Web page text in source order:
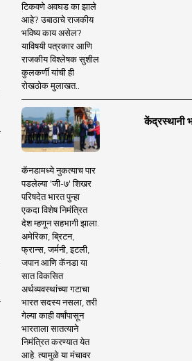
टिकवणे अवघड का झाले
आहे? उबाठाचे राजकीय
भविष्य काय असेल?
याविषयी पत्रकार आणि
राजकीय विश्लेषक सुशील
कुलकर्णी यांची ही
रोखठोक मुलाखत..
केंद्रस्थानी
कॅनडामध्ये नुकत्याच पार
पडलेल्या 'जी-७' शिखर
परिषदेत भारत पुन्हा
एकदा विशेष निमंत्रित
देश म्हणून सहभागी झाला.
अमेरिका, ब्रिटन,
फ्रान्स, जर्मनी, इटली,
जपान आणि कॅनडा या
सात विकसित
अर्थव्यवस्थांच्या गटाचा
भारत सदस्य नसला, तरी
गेल्या काही वर्षांपासून
भारताला सातत्याने
निमंत्रित करण्यात येत
आहे. त्यामुळे या मंचावर